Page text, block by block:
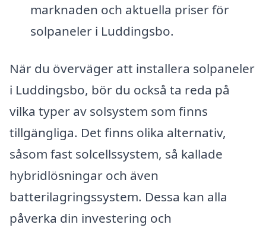
marknaden och aktuella priser för
solpaneler i Luddingsbo.
När du överväger att installera solpaneler
i Luddingsbo, bör du också ta reda på
vilka typer av solsystem som finns
tillgängliga. Det finns olika alternativ,
såsom fast solcellssystem, så kallade
hybridlösningar och även
batterilagringssystem. Dessa kan alla
påverka din investering och